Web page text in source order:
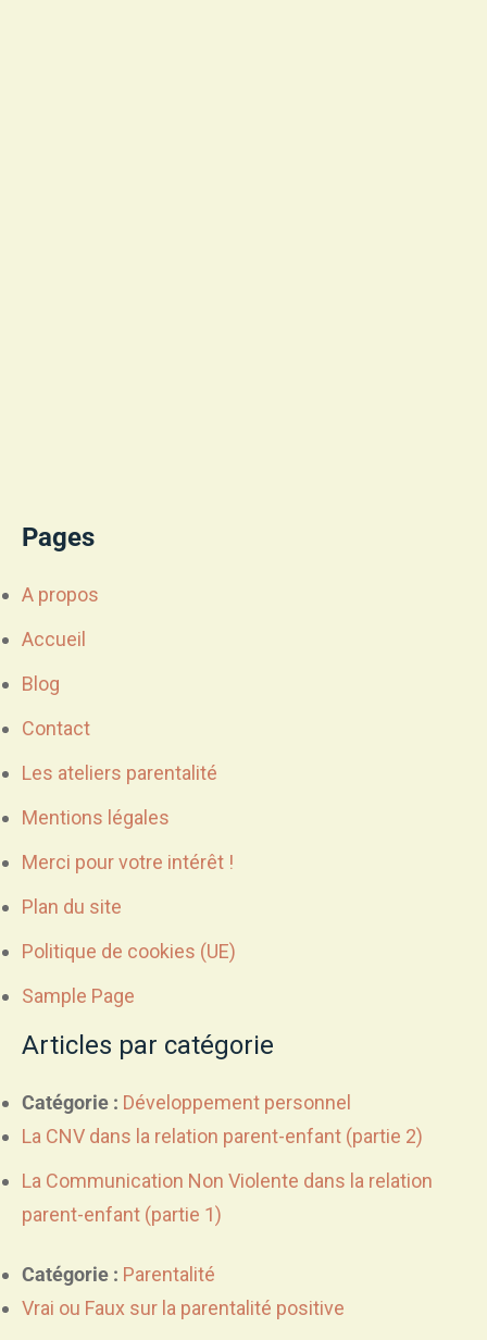
Pages
A propos
Accueil
Blog
Contact
Les ateliers parentalité
Mentions légales
Merci pour votre intérêt !
Plan du site
Politique de cookies (UE)
Sample Page
Articles par catégorie
Catégorie : Développement personnel
La CNV dans la relation parent-enfant (partie 2)
La Communication Non Violente dans la relation
parent-enfant (partie 1)
Catégorie : Parentalité
Vrai ou Faux sur la parentalité positive